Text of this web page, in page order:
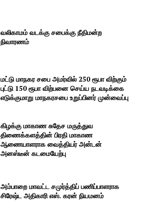
வலிகாமம் வடக்கு சபைக்கு நீதிமன்ற
நிவாரணம்
மட்டு மாநகர சபை அமர்வில் 250 ரூபா விற்கும்
புட்டு 150 ரூபா விற்பனை செய்ய நடவடிக்கை
எடுக்குமாறு மாநகரசபை உறுப்பினர் முன்வைப்பு
கிழக்கு மாகாண சுதேச மருத்துவ
திணைக்களத்தின் பிரதி மாகாண
ஆணையாளராக வைத்தியர் அன்டன்
அனஸ்டீன் கடமையேற்பு
அம்பாறை மாவட்ட சமுர்த்திப் பணிப்பாளராக
சிரேஷ்ட அதிகாரி எஸ். கரன் நியமனம்